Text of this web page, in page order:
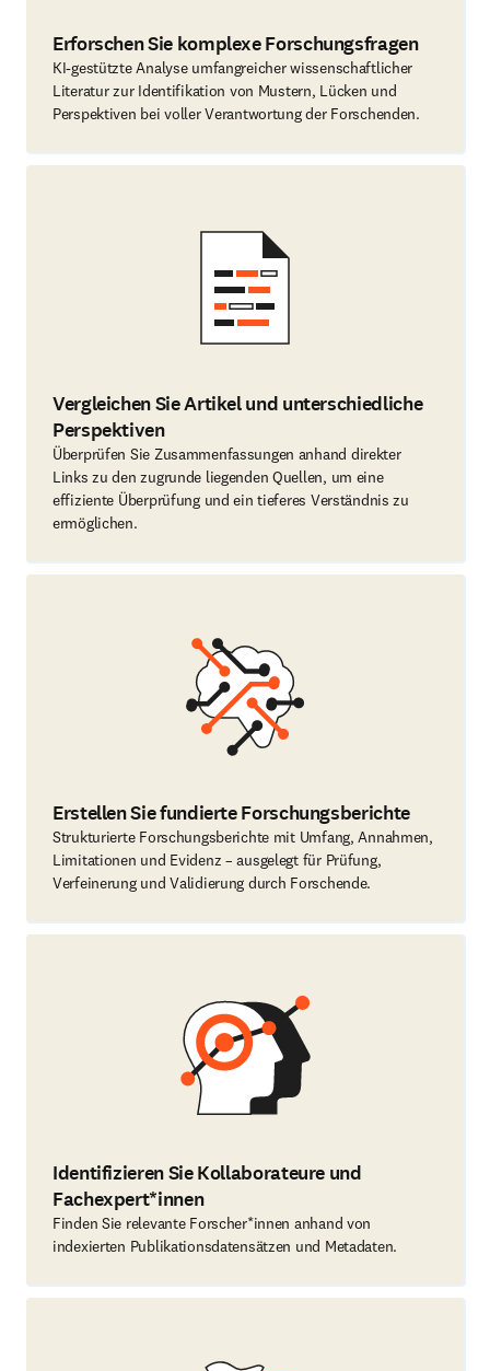
Erforschen Sie komplexe Forschungsfragen
KI‑gestützte Analyse umfangreicher wissenschaftlicher
Literatur zur Identifikation von Mustern, Lücken und
Perspektiven bei voller Verantwortung der Forschenden.
Vergleichen Sie Artikel und unterschiedliche
Perspektiven
Überprüfen Sie Zusammenfassungen anhand direkter
Links zu den zugrunde liegenden Quellen, um eine
effiziente Überprüfung und ein tieferes Verständnis zu
ermöglichen.
Erstellen Sie fundierte Forschungsberichte
Strukturierte Forschungsberichte mit Umfang, Annahmen,
Limitationen und Evidenz – ausgelegt für Prüfung,
Verfeinerung und Validierung durch Forschende.
Identifizieren Sie Kollaborateure und
Fachexpert*innen
Finden Sie relevante Forscher*innen anhand von
indexierten Publikationsdatensätzen und Metadaten.